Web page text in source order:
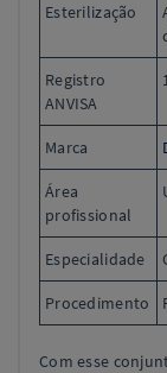
Esterilização
Registro
ANVISA
Marca
Área
profissional
Especialidade
Procedimento
Com esse